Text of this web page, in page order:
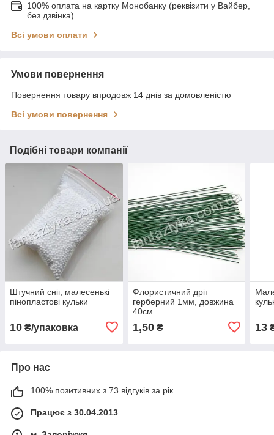
100% оплата на картку Монобанку (реквізити у Вайбер,
без дзвінка)
Всі умови оплати
Умови повернення
Повернення товару впродовж 14 днів за домовленістю
Всі умови повернення
Подібні товари компанії
Штучний сніг, малесенькі
пінопластові кульки
10 ₴/упаковка
Флористичний дріт
герберний 1мм, довжина
40см
1,50₴ 13
Про нас
100% позитивних з 73 відгуків за рік
Працює з 30.04.2013